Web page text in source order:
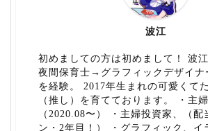
波江
初めましての方は初めまして！ 波江
夜間保育士→グラフィックデザイ
を経験。 2017年生まれの可愛くて
（推し）を育てております。 ・主
（2020.08〜） ・主婦投資家、（配
ン・2年目！） ・グラフィック、イ